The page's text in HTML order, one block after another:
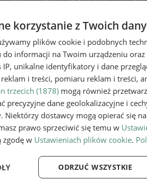
korzystanie z Twoich
plików cookie i podobnych
do informacji na Twoim urządzeniu
IP, unikalne identyfikatory i dane
i treści, pomiaru reklam i treści,
trzecich (1878) mogą również
precyzyjne dane geolokalizacyjne i
Niektórzy dostawcy mogą opierać się
prawo sprzeciwić się temu w
zgodę w Ustawieniach plików cookie.
ODRZUĆ WSZYSTKIE